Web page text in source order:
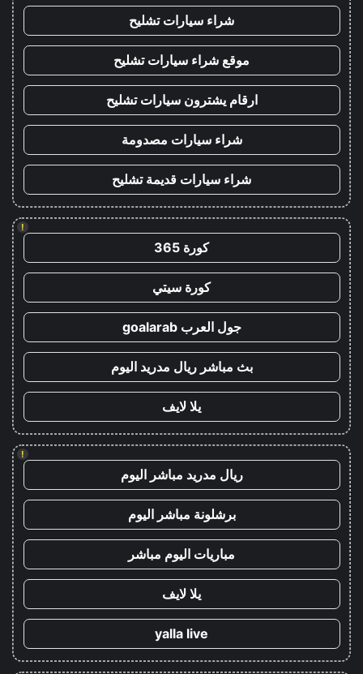
شراء سيارات تشليح
موقع شراء سيارات تشليح
ارقام يشترون سيارات تشليح
شراء سيارات مصدومة
شراء سيارات قديمة تشليح
!
كورة 365
كورة سيتي
جول العرب goalarab
بث مباشر ريال مدريد اليوم
يلا لايف
!
ريال مدريد مباشر اليوم
برشلونة مباشر اليوم
مباريات اليوم مباشر
يلا لايف
yalla live